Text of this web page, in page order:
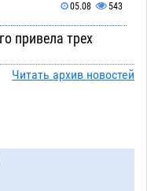
05.08 543
привела трех
города
выбором
Читать архив новостей